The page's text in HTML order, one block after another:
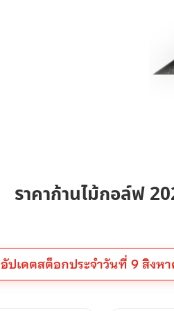
ราคาก้านไม้กอล์ฟ
อัปเดตสต็อกประจำวันที่ 9 สิงห